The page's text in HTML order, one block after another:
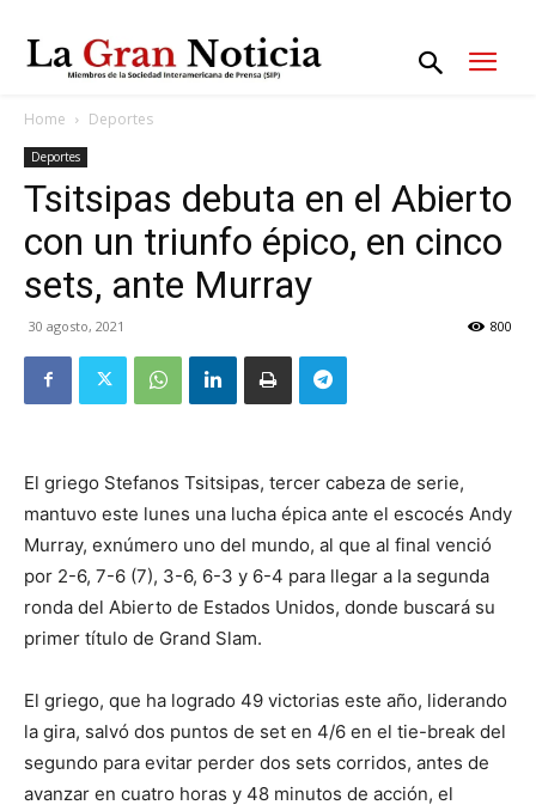
Home Deportes
Deportes
Tsitsipas debuta en el Abierto
con un triunfo épico, en cinco
sets, ante Murray
30 agosto, 2021 800
El griego Stefanos Tsitsipas, tercer cabeza de serie,
mantuvo este lunes una lucha épica ante el escocés Andy
Murray, exnúmero uno del mundo, al que al final venció
por 2-6, 7-6 (7), 3-6, 6-3 y 6-4 para llegar a la segunda
ronda del Abierto de Estados Unidos, donde buscará su
primer título de Grand Slam.
El griego, que ha logrado 49 victorias este año, liderando
la gira, salvó dos puntos de set en 4/6 en el tie-break del
segundo para evitar perder dos sets corridos, antes de
avanzar en cuatro horas y 48 minutos de acción, el